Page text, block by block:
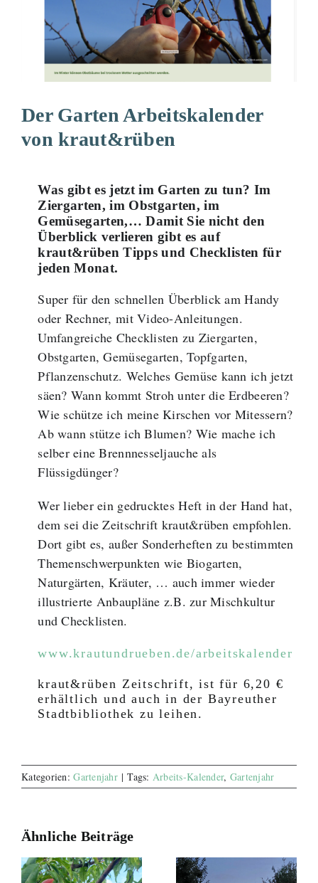
Der Garten Arbeitskalender
von kraut&rüben
Was gibt es jetzt im Garten zu tun? Im
Ziergarten, im Obstgarten, im
Gemüsegarten,… Damit Sie nicht den
Überblick verlieren gibt es auf
kraut&rüben Tipps und Checklisten für
jeden Monat.
Super für den schnellen Überblick am Handy
oder Rechner, mit Video-Anleitungen.
Umfangreiche Checklisten zu Ziergarten,
Obstgarten, Gemüsegarten, Topfgarten,
Pflanzenschutz. Welches Gemüse kann ich jetzt
säen? Wann kommt Stroh unter die Erdbeeren?
Wie schütze ich meine Kirschen vor Mitessern?
Ab wann stütze ich Blumen? Wie mache ich
selber eine Brennnesseljauche als
Flüssigdünger?
Wer lieber ein gedrucktes Heft in der Hand hat,
dem sei die Zeitschrift kraut&rüben empfohlen.
Dort gibt es, außer Sonderheften zu bestimmten
Themenschwerpunkten wie Biogarten,
Naturgärten, Kräuter, … auch immer wieder
illustrierte Anbaupläne z.B. zur Mischkultur
und Checklisten.
www.krautundrueben.de/arbeitskalender
kraut&rüben Zeitschrift, ist für 6,20 €
erhältlich und auch in der Bayreuther
Stadtbibliothek zu leihen.
Kategorien:Gartenjahr | Tags: Arbeits-Kalender, Gartenjahr
Ähnliche Beiträge